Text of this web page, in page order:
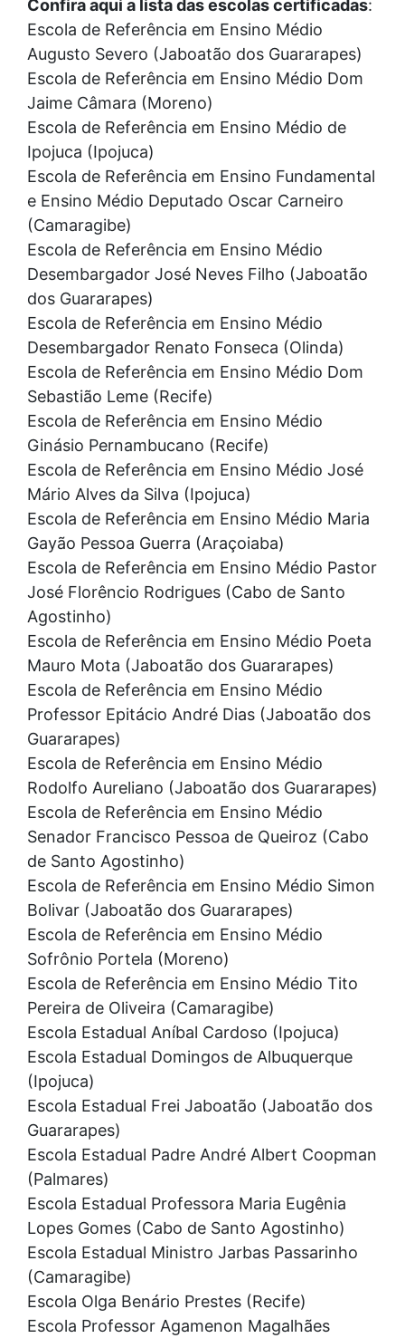
Confira aqui a lista das escolas certificadas:
Escola de Referência em Ensino Médio
Augusto Severo (Jaboatão dos Guararapes)
Escola de Referência em Ensino Médio Dom
Jaime Câmara (Moreno)
Escola de Referência em Ensino Médio de
Ipojuca (Ipojuca)
Escola de Referência em Ensino Fundamental
e Ensino Médio Deputado Oscar Carneiro
(Camaragibe)
Escola de Referência em Ensino Médio
Desembargador José Neves Filho (Jaboatão
dos Guararapes)
Escola de Referência em Ensino Médio
Desembargador Renato Fonseca (Olinda)
Escola de Referência em Ensino Médio Dom
Sebastião Leme (Recife)
Escola de Referência em Ensino Médio
Ginásio Pernambucano (Recife)
Escola de Referência em Ensino Médio José
Mário Alves da Silva (Ipojuca)
Escola de Referência em Ensino Médio Maria
Gayão Pessoa Guerra (Araçoiaba)
Escola de Referência em Ensino Médio Pastor
José Florêncio Rodrigues (Cabo de Santo
Agostinho)
Escola de Referência em Ensino Médio Poeta
Mauro Mota (Jaboatão dos Guararapes)
Escola de Referência em Ensino Médio
Professor Epitácio André Dias (Jaboatão dos
Guararapes)
Escola de Referência em Ensino Médio
Rodolfo Aureliano (Jaboatão dos Guararapes)
Escola de Referência em Ensino Médio
Senador Francisco Pessoa de Queiroz (Cabo
de Santo Agostinho)
Escola de Referência em Ensino Médio Simon
Bolivar (Jaboatão dos Guararapes)
Escola de Referência em Ensino Médio
Sofrônio Portela (Moreno)
Escola de Referência em Ensino Médio Tito
Pereira de Oliveira (Camaragibe)
Escola Estadual Aníbal Cardoso (Ipojuca)
Escola Estadual Domingos de Albuquerque
(Ipojuca)
Escola Estadual Frei Jaboatão (Jaboatão dos
Guararapes)
Escola Estadual Padre André Albert Coopman
(Palmares)
Escola Estadual Professora Maria Eugênia
Lopes Gomes (Cabo de Santo Agostinho)
Escola Estadual Ministro Jarbas Passarinho
(Camaragibe)
Escola Olga Benário Prestes (Recife)
Escola Professor Agamenon Magalhães